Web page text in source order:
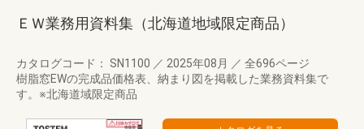
ＥＷ業務用資料集（北海道地域限定商品）
カタログコード： SN1100 ／ 2025年08月 ／ 全696ページ
樹脂窓EWの完成品価格表、納まり図を掲載した業務資料集で
す。※北海道域限定商品